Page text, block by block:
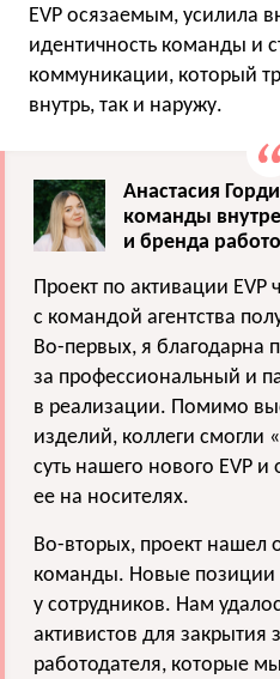
EVP осязаемым, усилила
идентичность команды и
коммуникации, который
внутрь, так и наружу.
Анастасия
команды
и бренда
Проект по активации EVP
с командой агентства
Во-первых, я благодарна
за профессиональный и
в реализации. Помимо
изделий, коллеги смогли
суть нашего нового EVP и
ее на носителях.
Во-вторых, проект нашел
команды. Новые
у сотрудников. Нам
активистов для закрытия
работодателя, которые